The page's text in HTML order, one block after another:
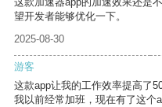
望开发者能够优化一下。
2025-08-30
游客
这款app让我的工作效率提高了
我以前经常加班，现在有了这个